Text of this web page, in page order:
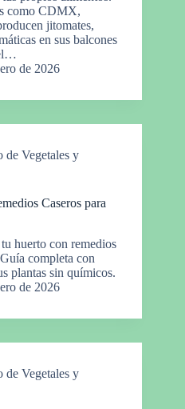
como CDMX,
jitomates,
en sus balcones
de 2026
de Vegetales y
Caseros para
huerto con remedios
completa con
plantas sin químicos.
de 2026
de Vegetales y